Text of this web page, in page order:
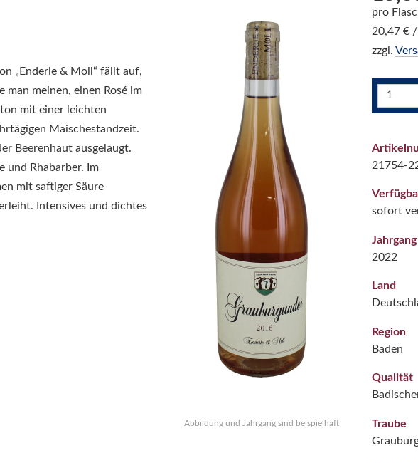
„Enderle & Moll“ fällt auf,
meinen, einen Rosé im
mit einer leichten
Maischestandzeit.
Beerenhaut ausgelaugt.
und Rhabarber. Im
mit saftiger Säure
Intensives und dichtes
Abbildung und Jahrgang sind beispielhaft
pro
20,47 €
zzgl.
21754-
sofort
Jahrgang
2022
Land
Region
Baden
Qualität
Traube